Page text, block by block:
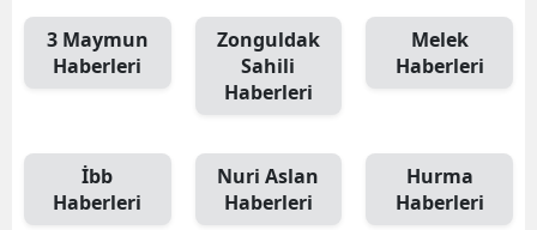
3 Maymun
Haberleri
Zonguldak
Sahili
Haberleri
Melek
Haberleri
İbb
Haberleri
Nuri Aslan
Haberleri
Hurma
Haberleri